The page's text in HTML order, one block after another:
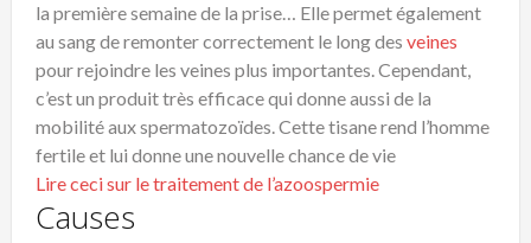
la première semaine de la prise… Elle permet également
au sang de remonter correctement le long des veines
pour rejoindre les veines plus importantes. Cependant,
c’est un produit très efficace qui donne aussi de la
mobilité aux spermatozoïdes. Cette tisane rend l’homme
fertile et lui donne une nouvelle chance de vie
Lire ceci sur le traitement de l’azoospermie
Causes